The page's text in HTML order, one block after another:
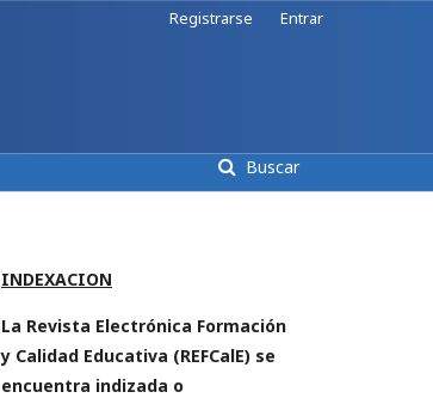
Buscar
Registrarse Entrar
INDEXACION
La Revista Electrónica Formación
y Calidad Educativa (REFCalE) se
encuentra indizada o